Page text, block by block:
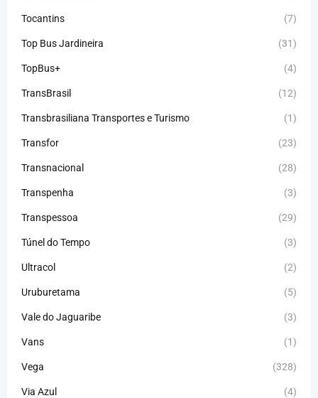
Tocantins (7)
Top Bus Jardineira (31)
TopBus+ (4)
TransBrasil (12)
Transbrasiliana Transportes e Turismo (1)
Transfor (23)
Transnacional (28)
Transpenha (3)
Transpessoa (29)
Túnel do Tempo (3)
Ultracol (2)
Uruburetama (5)
Vale do Jaguaribe (3)
Vans (1)
Vega (328)
Via Azul (4)